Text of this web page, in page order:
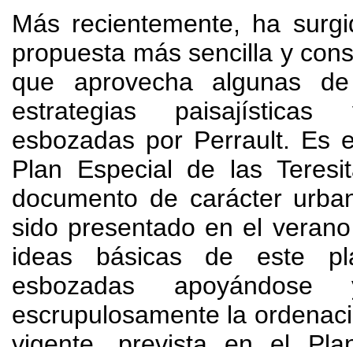
Más recientemente, ha
propuesta más sencilla y
que aprovecha algunas
estrategias
esbozadas por Perrault. Es
Plan Especial de las
documento de carácter
sido presentado en el
ideas básicas de este
esbozadas
escrupulosamente la